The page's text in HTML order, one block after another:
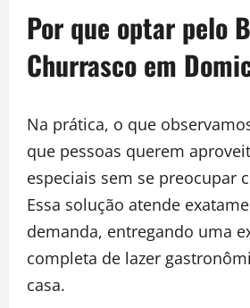
Por que optar pelo
Churrasco em
Na prática, o que
que pessoas querem
especiais sem se preocupar
Essa solução atende
demanda, entregando uma
completa de lazer
casa.